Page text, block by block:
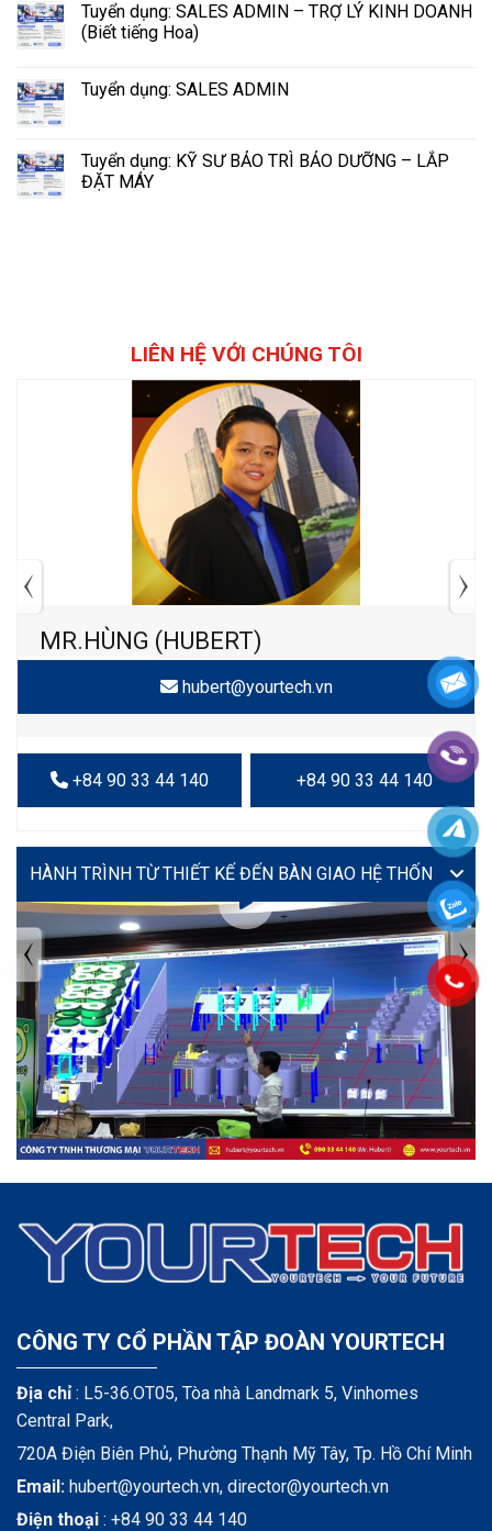
Tuyển dụng: SALES ADMIN – TRỢ LÝ KINH DOANH
(Biết tiếng Hoa)
Tuyển dụng: SALES ADMIN
Tuyển dụng: KỸ SƯ BẢO TRÌ BẢO DƯỠNG – LẮP
ĐẶT MÁY
LIÊN HỆ VỚI CHÚNG TÔI
MR.HÙNG (HUBERT)
hubert@yourtech.vn
+84 90 33 44 140 +84 90 33 44 140
VIDEO
TIN TỨC MỚI NHẤT
Tuyển dụng: Nhân viên KẾ TOÁN
CÔNG TY CỔ PHẦN TẬP ĐOÀN YOURTECH
Địa chỉ: L5-36.OT05, Tòa nhà Landmark 5, Vinhomes
Central Park,
720A Điện Biên Phủ, Phường Thạnh Mỹ Tây, Tp. Hồ Chí Minh
Email: hubert@yourtech.vn, director@yourtech.vn
Điện thoại : +84 90 33 44 140